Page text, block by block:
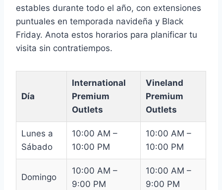
estables durante todo el año, con extensiones
puntuales en temporada navideña y Black
Friday. Anota estos horarios para planificar tu
visita sin contratiempos.
Día
International
Premium
Outlets
Vineland
Premium
Outlets
Lunes a
Sábado
10:00 AM –
10:00 PM
10:00 AM –
10:00 PM
Domingo
10:00 AM –
9:00 PM
10:00 AM –
9:00 PM